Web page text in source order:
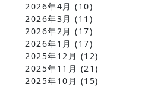
2026年4月 (10)
2026年3月 (11)
2026年2月 (17)
2026年1月 (17)
2025年12月 (12)
2025年11月 (21)
2025年10月 (15)